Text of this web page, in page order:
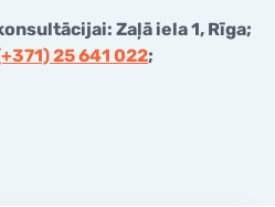
Zaļā iela 1, Rīga;
25 641 022;